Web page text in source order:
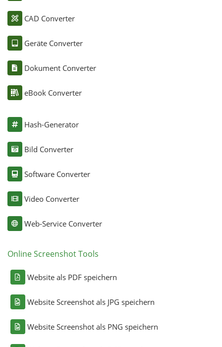
CAD Converter
Geräte Converter
Dokument Converter
eBook Converter
Hash-Generator
Bild Converter
Software Converter
Video Converter
Web-Service Converter
Online Screenshot Tools
Website als PDF speichern
Website Screenshot als JPG speichern
Website Screenshot als PNG speichern